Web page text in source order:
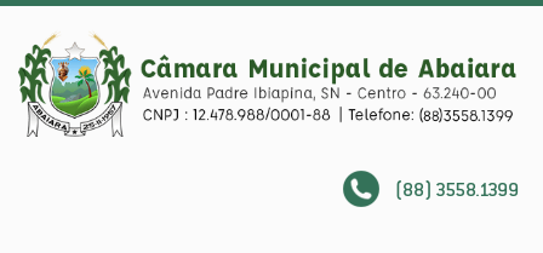
(88) 3558.1399